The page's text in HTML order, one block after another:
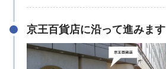
京王百貨店に沿って進みます